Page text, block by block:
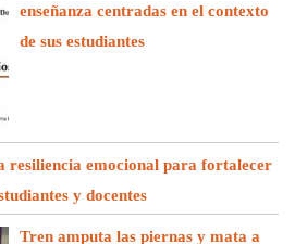
enseñanza centradas en el contexto
de sus estudiantes
resiliencia emocional para fortalecer
y docentes
Tren amputa las piernas y mata a